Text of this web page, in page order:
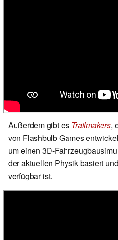
Außerdem gibt es Trailmakers,
von Flashbulb Games
um einen 3D-
der aktuellen Physik basiert
verfügbar ist.